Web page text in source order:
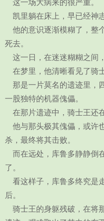
这一场大病来的很严重。
凯里躺在床上，早已经神
他的意识逐渐模糊了，整
死去。
这一日，在迷迷糊糊之间
在梦里，他清晰看见了骑
那是一片莫名的遗迹里，
一股独特的机器傀儡。
在那片遗迹中，骑士王还
他与那头极其傀儡，或许
杀，最终将其击败。
而在远处，库鲁多静静倒
了。
看这样子，库鲁多终究是
后。
骑士王的身躯残破，在将